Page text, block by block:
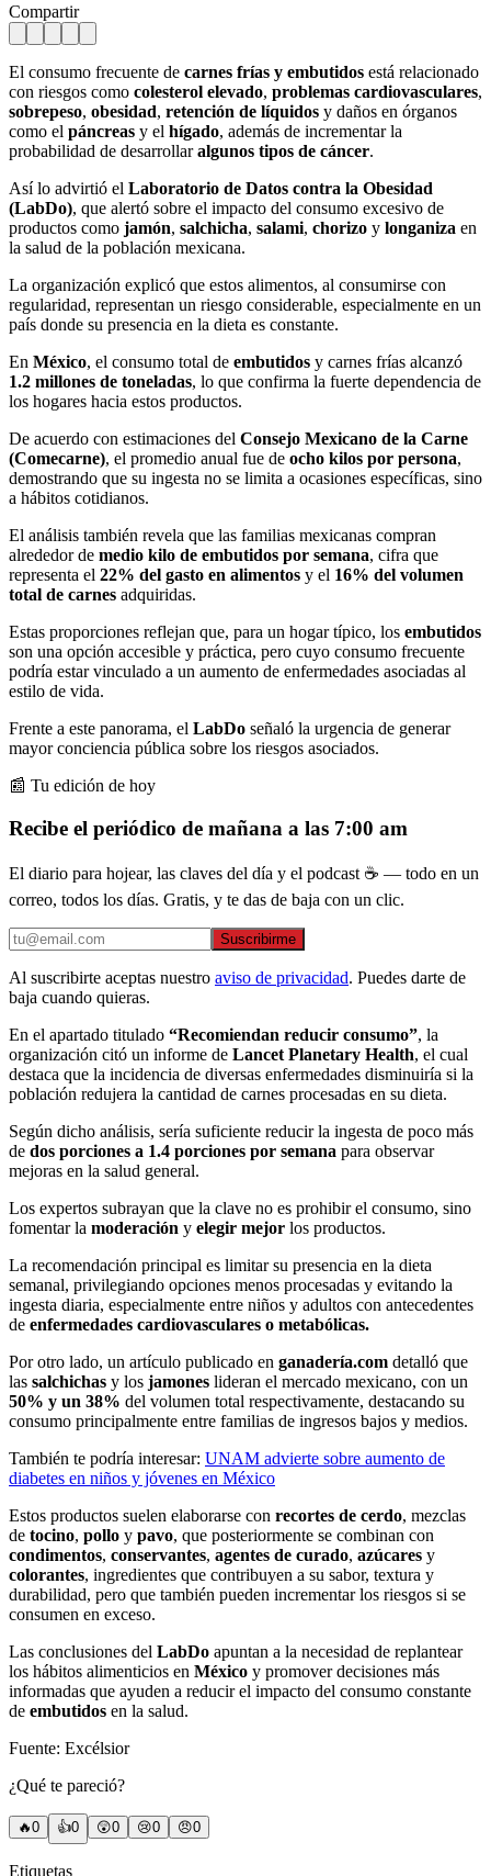
Compartir
El consumo frecuente de carnes frías y embutidos está relacionado
con riesgos como colesterol elevado, problemas cardiovasculares,
sobrepeso, obesidad, retención de líquidos y daños en órganos
como el páncreas y el hígado, además de incrementar la
probabilidad de desarrollaralgunos tipos de cáncer.
Así lo advirtió el Laboratorio de Datos contra la Obesidad
(LabDo), que alertó sobre el impacto del consumo excesivo de
productos como jamón, salchicha, salami, chorizo y longaniza en
la salud de la población mexicana.
La organización explicó que estos alimentos, al consumirse con
regularidad, representan un riesgo considerable, especialmente en un
país donde su presencia en la dieta es constante.
En México, el consumo total de embutidos y carnes frías alcanzó
1.2 millones de toneladas, lo que confirma la fuerte dependencia de
los hogares hacia estos productos.
De acuerdo con estimaciones del Consejo Mexicano de la Carne
(Comecarne), el promedio anual fue de ocho kilos por persona,
demostrando que su ingesta no se limita a ocasiones específicas, sino
a hábitos cotidianos.
El análisis también revela que las familias mexicanas compran
alrededor de medio kilo de embutidos por semana, cifra que
representa el 22% del gasto en alimentos y el 16% del volumen
total de carnes adquiridas.
Estas proporciones reflejan que, para un hogar típico, los embutidos
son una opción accesible y práctica, pero cuyo consumo frecuente
podría estar vinculado a un aumento de enfermedades asociadas al
estilo de vida.
Frente a este panorama, el LabDo señaló la urgencia de generar
mayor conciencia pública sobre los riesgos asociados.
📰 Tu edición de hoy
Recibe el periódico de mañana a las 7:00 am
El diario para hojear, las claves del día y el podcast ☕ — todo en un
correo, todos los días. Gratis, y te das de baja con un clic.
Suscribirme
Al suscribirte aceptas nuestro aviso de privacidad. Puedes darte de
baja cuando quieras.
En el apartado titulado “Recomiendan reducir consumo”, la
organización citó un informe de Lancet Planetary Health, el cual
destaca que la incidencia de diversas enfermedades disminuiría si la
población redujera la cantidad de carnes procesadas en su dieta.
Según dicho análisis, sería suficiente reducir la ingesta de poco más
de dos porciones a 1.4 porciones por semana para observar
mejoras en la salud general.
Los expertos subrayan que la clave no es prohibir el consumo, sino
fomentar la moderación y elegir mejor los productos.
La recomendación principal es limitar su presencia en la dieta
semanal, privilegiando opciones menos procesadas y evitando la
ingesta diaria, especialmente entre niños y adultos con antecedentes
de enfermedades cardiovasculares o metabólicas.
Por otro lado, un artículo publicado en ganadería.com detalló que
las salchichas y los jamones lideran el mercado mexicano, con un
50% y un 38% del volumen total respectivamente, destacando su
consumo principalmente entre familias de ingresos bajos y medios.
También te podría interesar: UNAM advierte sobre aumento de
diabetes en niños y jóvenes en México
Estos productos suelen elaborarse con recortes de cerdo, mezclas
de tocino, pollo y pavo, que posteriormente se combinan con
condimentos, conservantes, agentes de curado, azúcares y
colorantes, ingredientes que contribuyen a su sabor, textura y
durabilidad, pero que también pueden incrementar los riesgos si se
consumen en exceso.
Las conclusiones del LabDo apuntan a la necesidad de replantear
los hábitos alimenticios en México y promover decisiones más
informadas que ayuden a reducir el impacto del consumo constante
de embutidos en la salud.
Fuente: Excélsior
¿Qué te pareció?
🔥0 👍0 😲0 😢0 😠0
Etiquetas